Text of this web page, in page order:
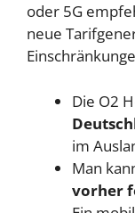
oder 5G
neue
Die O2
im
Man
vorher